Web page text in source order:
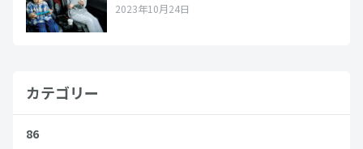
カテゴリー
86